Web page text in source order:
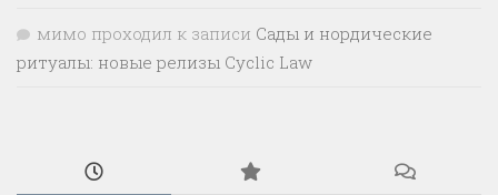
мимо проходил к записи Сады и нордические
ритуалы: новые релизы Cyclic Law